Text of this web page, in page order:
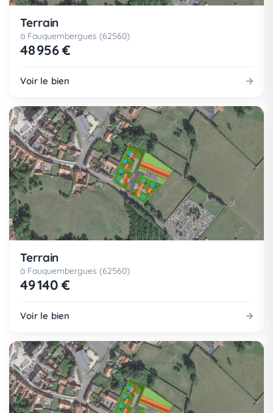
Terrain
à Fauquembergues (62560)
48 956 €
Voir le bien
Terrain
à Fauquembergues (62560)
49 140 €
Voir le bien